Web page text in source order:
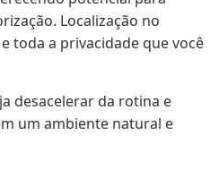
Localização no
toda a privacidade que você
desacelerar da rotina e
um ambiente natural e